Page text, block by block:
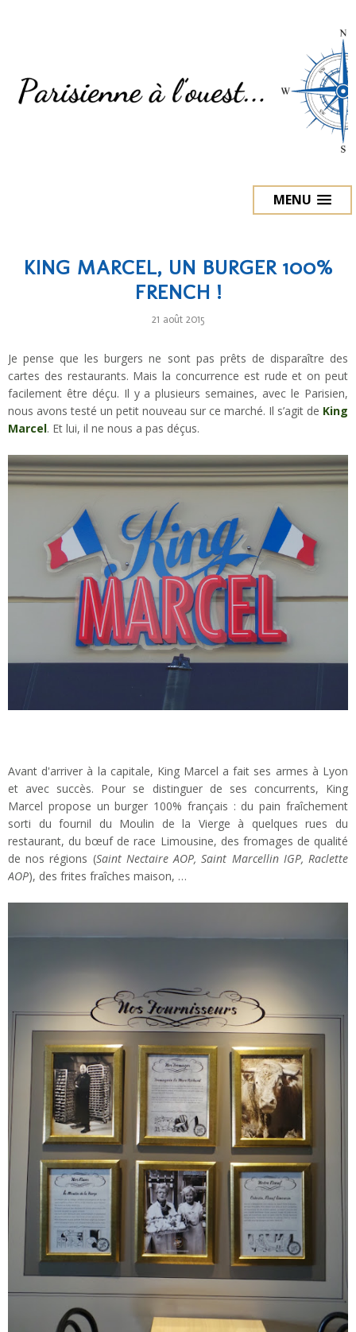
MENU
KING MARCEL, UN BURGER 100%
FRENCH !
21 août 2015
Je pense que les burgers ne sont pas prêts de disparaître des
cartes des restaurants. Mais la concurrence est rude et on peut
facilement être déçu. Il y a plusieurs semaines, avec le Parisien,
nous avons testé un petit nouveau sur ce marché. Il s’agit de King
Marcel. Et lui, il ne nous a pas déçus.
Avant d'arriver à la capitale, King Marcel a fait ses armes à Lyon
et avec succès. Pour se distinguer de ses concurrents, King
Marcel propose un burger 100% français : du pain fraîchement
sorti du fournil du Moulin de la Vierge à quelques rues du
restaurant, du bœuf de race Limousine, des fromages de qualité
de nos régions (Saint Nectaire AOP, Saint Marcellin IGP, Raclette
AOP), des frites fraîches maison, …